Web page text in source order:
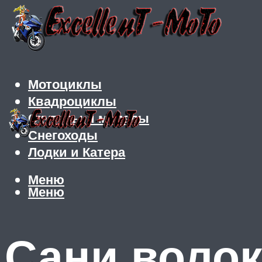
Мотоциклы
Квадроциклы
Скутеры и мопеды
Снегоходы
Лодки и Катера
Меню
Меню